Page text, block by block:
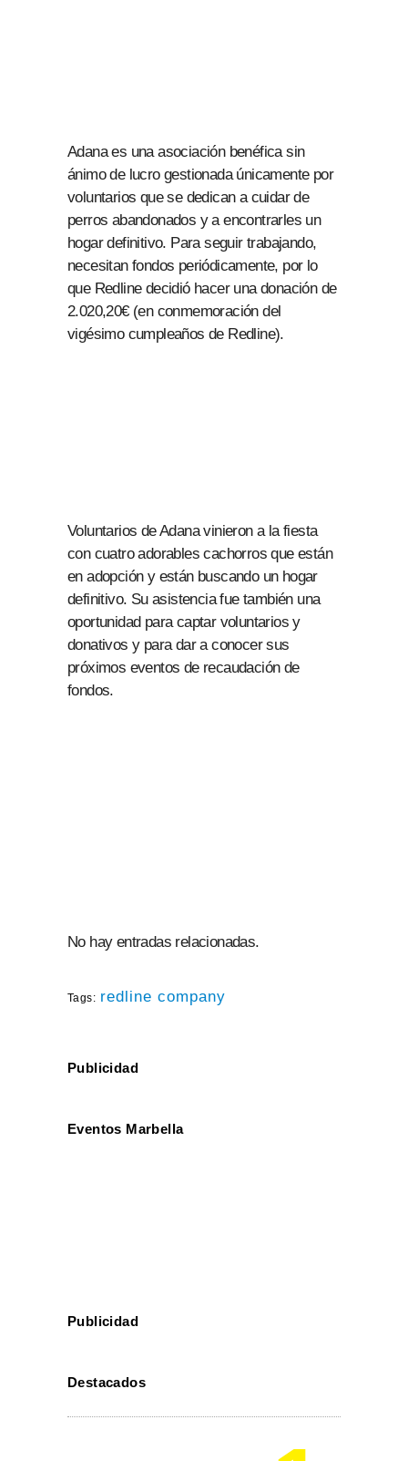
Adana es una asociación benéfica sin
ánimo de lucro gestionada únicamente por
voluntarios que se dedican a cuidar de
perros abandonados y a encontrarles un
hogar definitivo. Para seguir trabajando,
necesitan fondos periódicamente, por lo
que Redline decidió hacer una donación de
2.020,20€ (en conmemoración del
vigésimo cumpleaños de Redline).
Voluntarios de Adana vinieron a la fiesta
con cuatro adorables cachorros que están
en adopción y están buscando un hogar
definitivo. Su asistencia fue también una
oportunidad para captar voluntarios y
donativos y para dar a conocer sus
próximos eventos de recaudación de
fondos.
No hay entradas relacionadas.
Tags: redline company
Publicidad
Eventos Marbella
Publicidad
Destacados